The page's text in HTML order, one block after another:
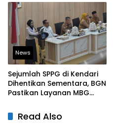
News
Sejumlah SPPG di Kendari
Dihentikan Sementara, BGN
Pastikan Layanan MBG
Read Also